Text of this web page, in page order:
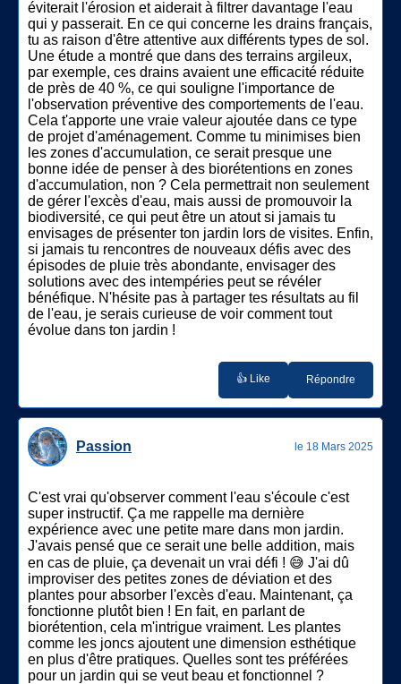
éviterait l'érosion et aiderait à filtrer davantage l'eau
qui y passerait. En ce qui concerne les drains français,
tu as raison d'être attentive aux différents types de sol.
Une étude a montré que dans des terrains argileux,
par exemple, ces drains avaient une efficacité réduite
de près de 40 %, ce qui souligne l'importance de
l'observation préventive des comportements de l'eau.
Cela t'apporte une vraie valeur ajoutée dans ce type
de projet d'aménagement. Comme tu minimises bien
les zones d'accumulation, ce serait presque une
bonne idée de penser à des biorétentions en zones
d'accumulation, non ? Cela permettrait non seulement
de gérer l'excès d'eau, mais aussi de promouvoir la
biodiversité, ce qui peut être un atout si jamais tu
envisages de présenter ton jardin lors de visites. Enfin,
si jamais tu rencontres de nouveaux défis avec des
épisodes de pluie très abondante, envisager des
solutions avec des intempéries peut se révéler
bénéfique. N'hésite pas à partager tes résultats au fil
de l'eau, je serais curieuse de voir comment tout
évolue dans ton jardin !
👍 Like Répondre
Passion le 18 Mars 2025
C'est vrai qu'observer comment l'eau s'écoule c'est
super instructif. Ça me rappelle ma dernière
expérience avec une petite mare dans mon jardin.
J'avais pensé que ce serait une belle addition, mais
en cas de pluie, ça devenait un vrai défi ! 😅 J'ai dû
improviser des petites zones de déviation et des
plantes pour absorber l'excès d'eau. Maintenant, ça
fonctionne plutôt bien ! En fait, en parlant de
biorétention, cela m'intrigue vraiment. Les plantes
comme les joncs ajoutent une dimension esthétique
en plus d'être pratiques. Quelles sont tes préférées
pour un jardin qui se veut beau et fonctionnel ?